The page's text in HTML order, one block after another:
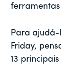
ferramentas
Para ajudá-
Friday,
13